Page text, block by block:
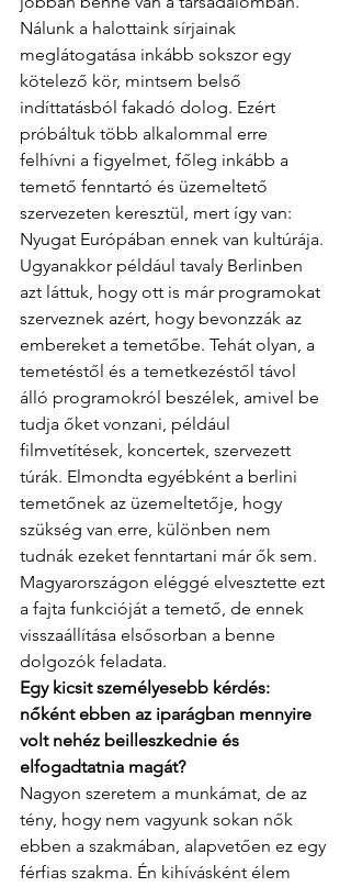
Nálunk a halottaink sírjainak
meglátogatása inkább sokszor egy
kötelező kör, mintsem belső
indíttatásból fakadó dolog. Ezért
próbáltuk több alkalommal erre
felhívni a figyelmet, főleg inkább a
temető fenntartó és üzemeltető
szervezeten keresztül, mert így van:
Nyugat Európában ennek van kultúrája.
Ugyanakkor például tavaly Berlinben
azt láttuk, hogy ott is már programokat
szerveznek azért, hogy bevonzzák az
embereket a temetőbe. Tehát olyan, a
temetéstől és a temetkezéstől távol
álló programokról beszélek, amivel be
tudja őket vonzani, például
filmvetítések, koncertek, szervezett
túrák. Elmondta egyébként a berlini
temetőnek az üzemeltetője, hogy
szükség van erre, különben nem
tudnák ezeket fenntartani már ők sem.
Magyarországon eléggé elvesztette ezt
a fajta funkcióját a temető, de ennek
visszaállítása elsősorban a benne
dolgozók feladata.
Egy kicsit személyesebb kérdés:
nőként ebben az iparágban mennyire
volt nehéz beilleszkednie és
elfogadtatnia magát?
Nagyon szeretem a munkámat, de az
tény, hogy nem vagyunk sokan nők
ebben a szakmában, alapvetően ez egy
férfias szakma. Én kihívásként élem